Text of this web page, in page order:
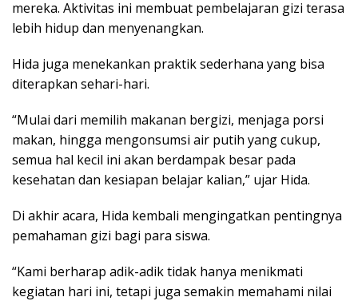
mereka. Aktivitas ini membuat pembelajaran gizi terasa
lebih hidup dan menyenangkan.
Hida juga menekankan praktik sederhana yang bisa
diterapkan sehari-hari.
“Mulai dari memilih makanan bergizi, menjaga porsi
makan, hingga mengonsumsi air putih yang cukup,
semua hal kecil ini akan berdampak besar pada
kesehatan dan kesiapan belajar kalian,” ujar Hida.
Di akhir acara, Hida kembali mengingatkan pentingnya
pemahaman gizi bagi para siswa.
“Kami berharap adik-adik tidak hanya menikmati
kegiatan hari ini, tetapi juga semakin memahami nilai